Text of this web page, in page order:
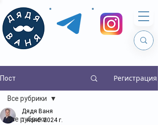
Пост Регистрация
Все рубрики
Все рубрики
Дядя Ваня
1 нояб. 2024 г.